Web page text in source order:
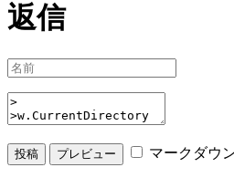
返信
マークダウ